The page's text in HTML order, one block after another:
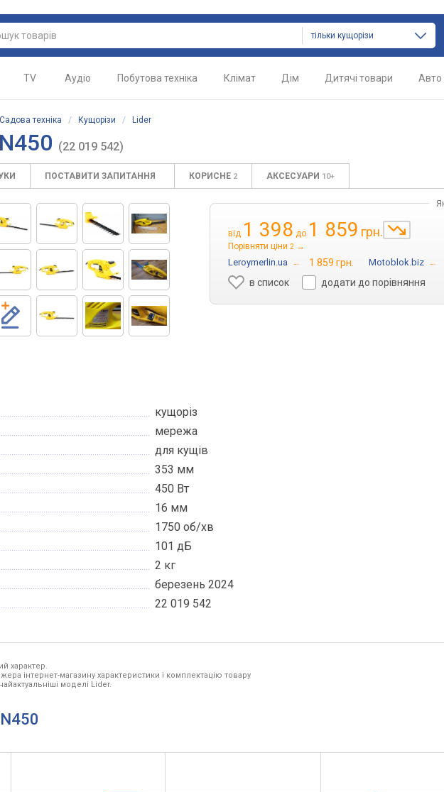
тільки кущорізи
TV Аудіо Побутова техніка Клімат Дім Дитячі товари Авто
Садова техніка / Кущорізи / Lider
(22 019 542)
ПОСТАВИТИ ЗАПИТАННЯ КОРИСНЕ 2 АКСЕСУАРИ 10+
від 1 398 до 1 859 грн.
Порівняти ціни 2 →
Leroymerlin.ua → 1 859 грн. Motoblok.biz →
в список додати до порівняння
кущоріз
мережа
для кущів
353 мм
450 Вт
16 мм
1750 об/хв
101 дБ
2 кг
березень 2024
22 019 542
характер.
інтернет-магазину характеристики і комплектацію товару
моделі Lider.